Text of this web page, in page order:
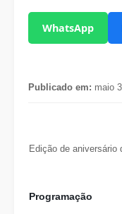
WhatsApp
Publicado em: maio
Edição de aniversário
Programação